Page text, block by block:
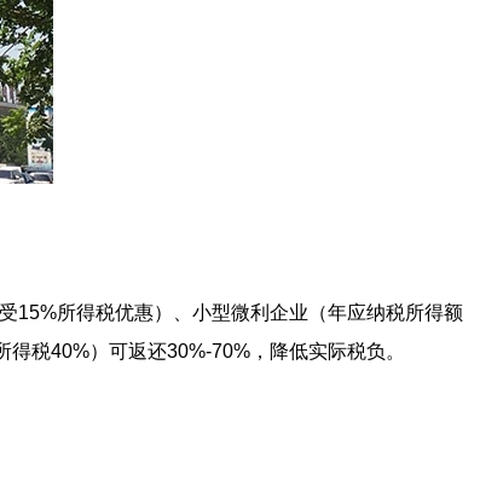
15%所得税优惠）、小型微利企业（年应纳税所得额
税40%）可返还30%-70%，降低实际税负。